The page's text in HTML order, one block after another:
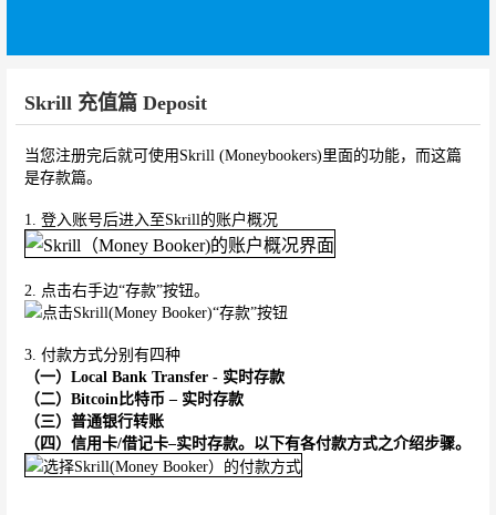
Skrill 充值篇 Deposit
当您注册完后就可使用Skrill (Moneybookers)里面的功能，而这篇
是存款篇。
1. 登入账号后进入至Skrill的账户概况
2. 点击右手边“存款”按钮。
3. 付款方式分别有四种
（一）Local Bank Transfer - 实时存款
（二）Bitcoin比特币 – 实时存款
（三）普通银行转账
（四）信用卡/借记卡–实时存款。以下有各付款方式之介绍步骤。